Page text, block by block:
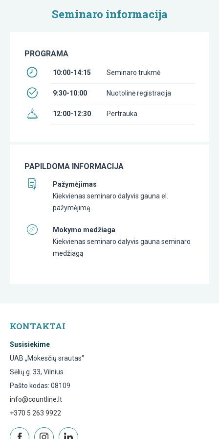
Seminaro informacija
PROGRAMA
10:00-14:15 Seminaro trukmė
9:30-10:00 Nuotolinė registracija
12:00-12:30 Pertrauka
PAPILDOMA INFORMACIJA
Pažymėjimas
Kiekvienas seminaro dalyvis gauna el.
pažymėjimą.
Mokymo medžiaga
Kiekvienas seminaro dalyvis gauna seminaro
medžiagą
KONTAKTAI
Susisiekime
UAB „Mokesčių srautas“
Sėlių g. 33, Vilnius
Pašto kodas: 08109
info@countline.lt
+370 5 263 9922